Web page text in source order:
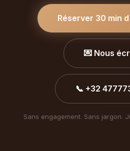
Réserver 30 min
💌 Nous
📞 +32
Sans engagement. Sans jargon.